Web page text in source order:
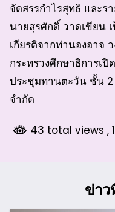
จัดสรรกำไรสุทธิ และร
นายสุรศักดิ์ วาดเขียน
เกียรติจากท่านองอาจ
กระทรวงศึกษาธิการเ
ประชุมทานตะวัน ชั้น
จำกัด
43 total views ,
ข่าว